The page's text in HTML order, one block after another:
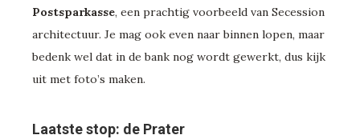
Postsparkasse, een prachtig voorbeeld van Secession
architectuur. Je mag ook even naar binnen lopen, maar
bedenk wel dat in de bank nog wordt gewerkt, dus kijk
uit met foto’s maken.
Laatste stop: de Prater